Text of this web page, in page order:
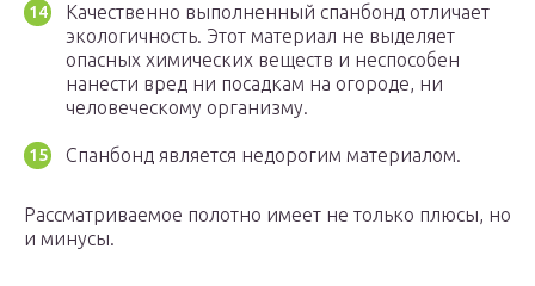
Качественно выполненный спанбонд отличает
экологичность. Этот материал не выделяет
опасных химических веществ и неспособен
нанести вред ни посадкам на огороде, ни
человеческому организму.
Спанбонд является недорогим материалом.
Рассматриваемое полотно имеет не только плюсы, но
и минусы.